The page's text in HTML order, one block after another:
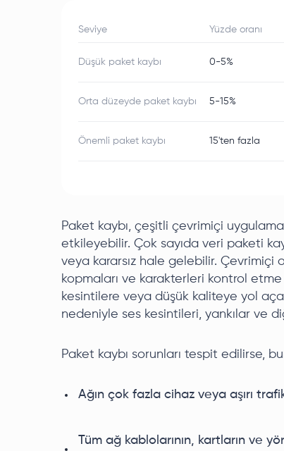
Seviye Yüzde oranı
Düşük paket kaybı 0-5%
Orta düzeyde paket kaybı 5-15%
Önemli paket kaybı 15'ten fazla
Paket kaybı, çeşitli çevrimiçi
etkileyebilir. Çok sayıda veri paketi
veya kararsız hale gelebilir. Çevrimiçi
kopmaları ve karakterleri kontrol etme
kesintilere veya düşük kaliteye yol
nedeniyle ses kesintileri, yankılar ve
Paket kaybı sorunları tespit edilirse,
Ağın çok fazla cihaz veya aşırı
Tüm ağ kablolarının, kartların ve